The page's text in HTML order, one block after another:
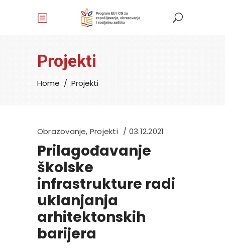
Projekti
Home / Projekti
Obrazovanje, Projekti 03.12.2021
Prilagođavanje
školske
infrastrukture radi
uklanjanja
arhitektonskih
barijera